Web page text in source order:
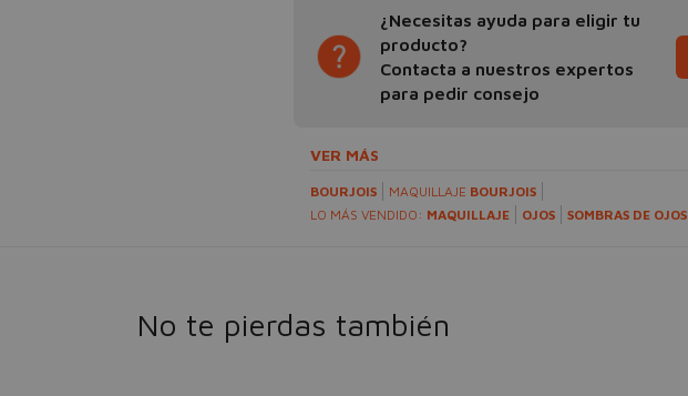
¿Necesitas ayuda para eligir tu
producto?
Contacta a nuestros expertos
para pedir consejo
VER MÁS
BOURJOIS MAQUILLAJE BOURJOIS
LO MÁS VENDIDO: MAQUILLAJE OJOS SOMBRAS DE OJOS
No te pierdas también